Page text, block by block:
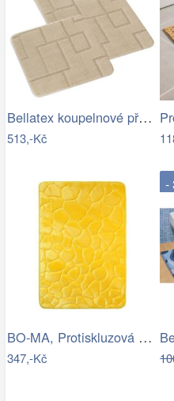
Bellatex koupelnové předložky SADA BANY…
513,-Kč
BO-MA, Protiskluzová koupelnová…
347,-Kč
-